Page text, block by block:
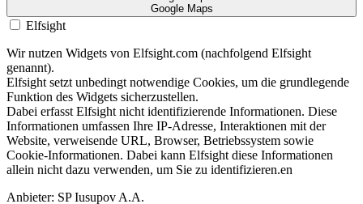
Google Maps
Elfsight
Wir nutzen Widgets von Elfsight.com (nachfolgend Elfsight
genannt).
Elfsight setzt unbedingt notwendige Cookies, um die grundlegende
Funktion des Widgets sicherzustellen.
Dabei erfasst Elfsight nicht identifizierende Informationen. Diese
Informationen umfassen Ihre IP-Adresse, Interaktionen mit der
Website, verweisende URL, Browser, Betriebssystem sowie
Cookie-Informationen. Dabei kann Elfsight diese Informationen
allein nicht dazu verwenden, um Sie zu identifizieren.en
Anbieter: SP Iusupov A.A.